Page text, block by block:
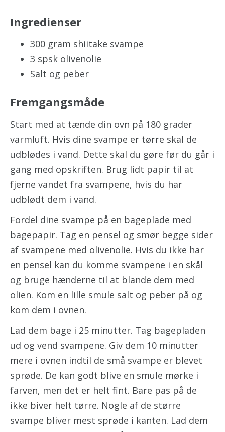
Ingredienser
300 gram shiitake svampe
3 spsk olivenolie
Salt og peber
Fremgangsmåde
Start med at tænde din ovn på 180 grader
varmluft. Hvis dine svampe er tørre skal de
udblødes i vand. Dette skal du gøre før du går i
gang med opskriften. Brug lidt papir til at
fjerne vandet fra svampene, hvis du har
udblødt dem i vand.
Fordel dine svampe på en bageplade med
bagepapir. Tag en pensel og smør begge sider
af svampene med olivenolie. Hvis du ikke har
en pensel kan du komme svampene i en skål
og bruge hænderne til at blande dem med
olien. Kom en lille smule salt og peber på og
kom dem i ovnen.
Lad dem bage i 25 minutter. Tag bagepladen
ud og vend svampene. Giv dem 10 minutter
mere i ovnen indtil de små svampe er blevet
sprøde. De kan godt blive en smule mørke i
farven, men det er helt fint. Bare pas på de
ikke biver helt tørre. Nogle af de større
svampe bliver mest sprøde i kanten. Lad dem